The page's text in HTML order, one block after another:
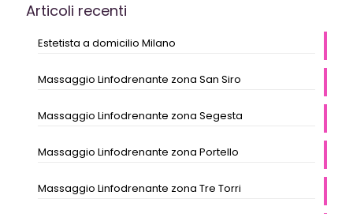
Articoli recenti
Estetista a domicilio Milano
Massaggio Linfodrenante zona San Siro
Massaggio Linfodrenante zona Segesta
Massaggio Linfodrenante zona Portello
Massaggio Linfodrenante zona Tre Torri